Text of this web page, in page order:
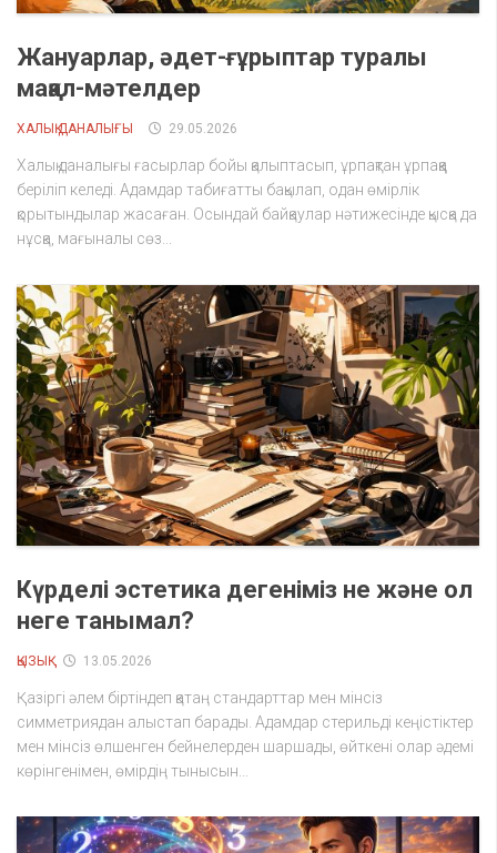
Жануарлар, әдет-ғұрыптар туралы
мақал-мәтелдер
ХАЛЫҚ ДАНАЛЫҒЫ 29.05.2026
Халық даналығы ғасырлар бойы қалыптасып, ұрпақтан ұрпаққа
беріліп келеді. Адамдар табиғатты бақылап, одан өмірлік
қорытындылар жасаған. Осындай байқаулар нәтижесінде қысқа да
нұсқа, мағыналы сөз...
Күрделі эстетика дегеніміз не және ол
неге танымал?
ҚЫЗЫҚ 13.05.2026
Қазіргі әлем біртіндеп қатаң стандарттар мен мінсіз
симметриядан алыстап барады. Адамдар стерильді кеңістіктер
мен мінсіз өлшенген бейнелерден шаршады, өйткені олар әдемі
көрінгенімен, өмірдің тынысын...